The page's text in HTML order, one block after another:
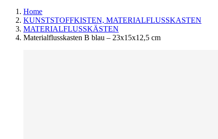
Home
KUNSTSTOFFKISTEN, MATERIALFLUSSKASTEN
MATERIALFLUSSKÄSTEN
Materialflusskasten B blau – 23x15x12,5 cm